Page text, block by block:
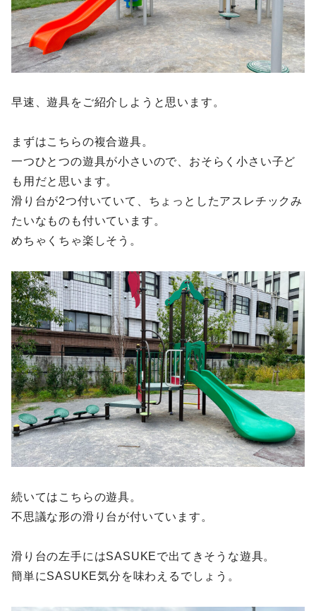
早速、遊具をご紹介しようと思います。
まずはこちらの複合遊具。
一つひとつの遊具が小さいので、おそらく小さい子ど
も用だと思います。
滑り台が2つ付いていて、ちょっとしたアスレチックみ
たいなものも付いています。
めちゃくちゃ楽しそう。
続いてはこちらの遊具。
不思議な形の滑り台が付いています。
滑り台の左手にはSASUKEで出てきそうな遊具。
簡単にSASUKE気分を味わえるでしょう。